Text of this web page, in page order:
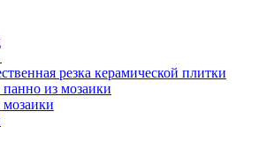
резка керамической плитки
из мозаики